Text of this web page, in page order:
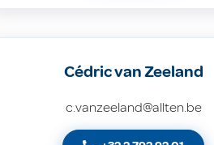
Cédric van Zeeland
c.vanzeeland@allten.be